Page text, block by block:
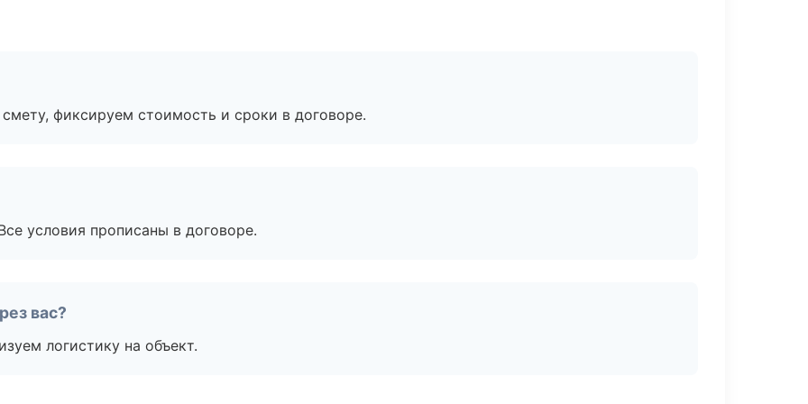
фиксируем стоимость и сроки в договоре.
условия прописаны в договоре.
вас?
логистику на объект.